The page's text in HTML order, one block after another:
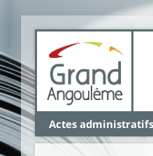
Actes
Panneau de gestion des cookies